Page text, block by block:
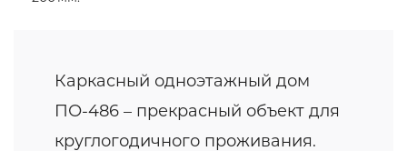
Каркасный одноэтажный дом
ПО-486 – прекрасный объект для
круглогодичного проживания.